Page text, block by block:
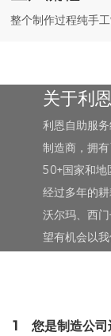
整个制作过程纯手
关于利恩
利恩自助服
制造商，拥
50+国家和地
经过多年的
沃尔玛、西
望有机会以
1 您是制造公司